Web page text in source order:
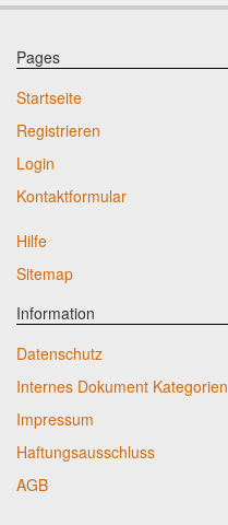
Pages
Startseite
Registrieren
Login
Kontaktformular
Hilfe
Sitemap
Information
Datenschutz
Internes Dokument Kategorien
Impressum
Haftungsausschluss
AGB